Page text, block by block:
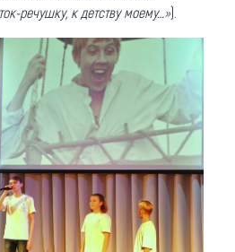
речушку, к детству моему…»).